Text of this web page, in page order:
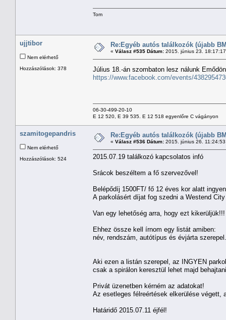
Tom
ujjtibor
Nem elérhető
Hozzászólások: 378
Re:Egyéb autós találkozók (újabb
« Válasz #535 Dátum: 2015. június 23.
Július 18.-án szombaton lesz nálunk
https://www.facebook.com/events/
06-30-499-20-10
E 12 520, E 39 535. E 12 518 egyenlőre C vágányon
szamitogepandris
Nem elérhető
Hozzászólások: 524
Re:Egyéb autós találkozók (újabb
« Válasz #536 Dátum: 2015. június 26.
2015.07.19 találkozó kapcsolatos infó
Srácok beszéltem a fő szervezővel!
Belépődíj 1500FT/ fő 12 éves kor alatt
A parkolásért díjat fog szedni a Westend
Van egy lehetőség arra, hogy ezt kikerüljük!!!
Ehhez össze kell írnom egy listát amiben:
név, rendszám, autótípus és évjárta szerepel.
Aki ezen a listán szerepel, az INGYEN
csak a spirálon keresztül lehet majd
Privát üzenetben kérném az adatokat!
Az esetleges félreértések elkerülése
Határidő 2015.07.11 éjfél!